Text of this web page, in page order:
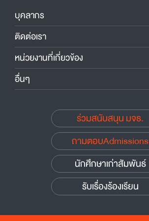
บุคลากร
ติดต่อเรา
หน่วยงานที่เกี่ยวข้อง
อื่นๆ
ร่วมสนับสนุน มจธ.
ถามตอบAdmissions
นักศึกษาเก่าสัมพันธ์
รับเรื่องร้องเรียน